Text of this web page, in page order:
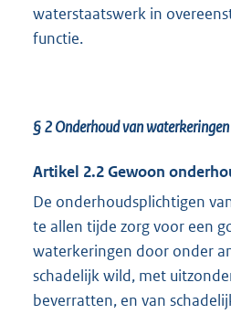
waterstaatswerk in
functie.
§ 2 Onderhoud van
Artikel 2.2 Gewoon
De onderhoudsplichtigen
te allen tijde zorg voor een
waterkeringen door onder
schadelijk wild, met
beverratten, en van